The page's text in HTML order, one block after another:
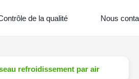
de la qualité Nous
refroidissement par air